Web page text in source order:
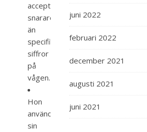
acceptans
snarare
än
specifika
siffror
på
vågen.
Hon
använder
sin
juni 2022
februari 2022
december 2021
augusti 2021
juni 2021